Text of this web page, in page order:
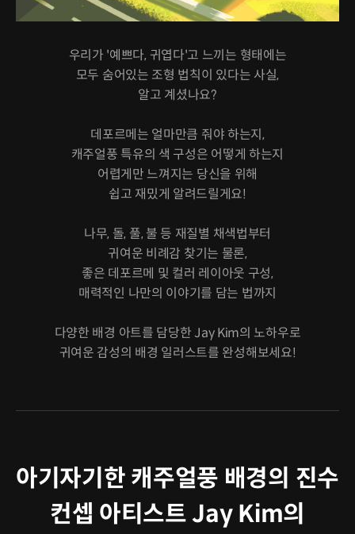
우리가 '예쁘다, 귀엽다'고 느끼는 형태에는
모두 숨어있는 조형 법칙이 있다는 사실,
알고 계셨나요?
데포르메는 얼마만큼 줘야 하는지,
캐주얼풍 특유의 색 구성은 어떻게 하는지
어렵게만 느껴지는 당신을 위해
쉽고 재밌게 알려드릴게요!
나무, 돌, 풀, 불 등 재질별 채색법부터
귀여운 비례감 찾기는 물론,
좋은 데포르메 및 컬러 레이아웃 구성,
매력적인 나만의 이야기를 담는 법까지
다양한 배경 아트를 담당한 Jay Kim의 노하우로
귀여운 감성의 배경 일러스트를 완성해보세요!
아기자기한 캐주얼풍 배경의 진수
컨셉 아티스트 Jay Kim의